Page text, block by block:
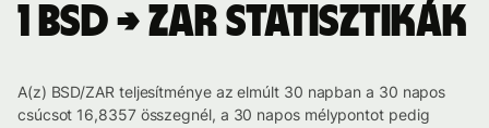
1 BSD → ZAR statisztikák
A(z) BSD/ZAR teljesítménye az elmúlt 30 napban a 30 napos
csúcsot 16,8357 összegnél, a 30 napos mélypontot pedig